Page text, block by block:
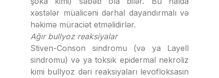
xəstələr müalicəni dərhal dayandırmalı və
həkimə müraciət etməlidirlər.
Ağır bullyoz reaksiyalar
Stiven-Conson sindromu (və ya Layell
sindromu) və ya toksik epidermal nekroliz
kimi bullyoz dəri reaksiyaları levofloksasin